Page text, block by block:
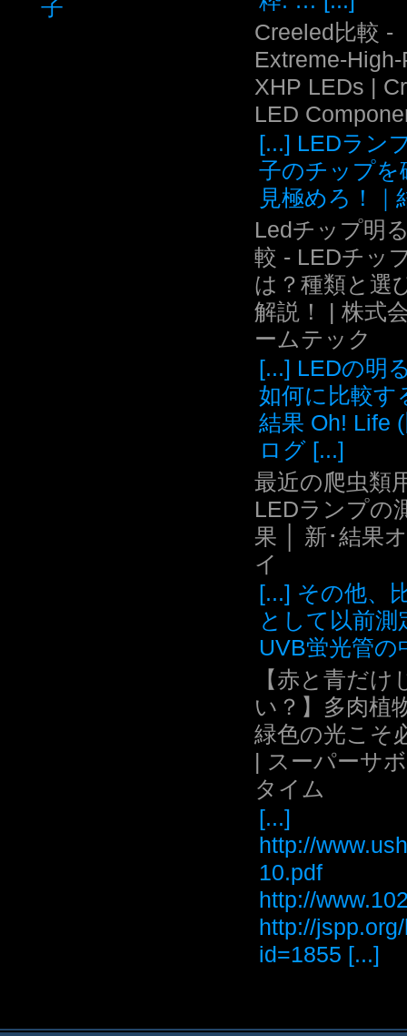
子
Creeled比較 -
Extreme-
XHP LEDs |
LED
[...] LEDラン
子のチップを
見極めろ！｜
Ledチップ明
較 - LEDチッ
は？種類と選
解説！ | 株式
ームテック
[...] LEDの明
如何に比較す
結果 Oh! Life
ログ [...]
最近の爬虫類
LEDランプの
果 │ 新･結果
イ
[...] その他、
として以前測
UVB蛍光管の
【赤と青だけ
い？】多肉植
緑色の光こそ
| スーパーサ
タイム
[...]
http://
10.pdf
http://
http://
id=1855 [...]